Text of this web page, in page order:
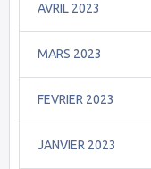
AVRIL 2023
MARS 2023
FEVRIER 2023
JANVIER 2023